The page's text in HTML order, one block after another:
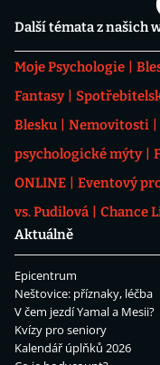
Další témata z našich
Moje Psychologie
Fantasy
Blesku
Nemovitosti
psychologické mýty
ONLINE
Eventový
vs. Pudilová
Chance
Aktuálně
Epicentrum
Neštovice: příznaky, léčba
V čem jezdí Yamal a Mesii?
Kvízy pro seniory
Kalendář úplňků 2026